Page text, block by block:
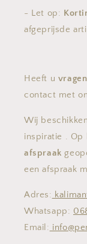
- Let op:
afgeprijsde
Heeft u vragen
contact met
Wij
inspiratie . Op
afspraak
een afspraak
Adres:
Whatsapp:
Email: